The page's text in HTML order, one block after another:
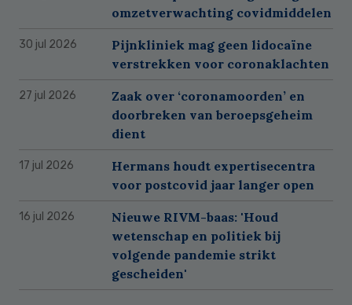
omzetverwachting covidmiddelen
30 jul 2026
Pijnkliniek mag geen lidocaïne
verstrekken voor coronaklachten
27 jul 2026
Zaak over ‘coronamoorden’ en
doorbreken van beroepsgeheim
dient
17 jul 2026
Hermans houdt expertisecentra
voor postcovid jaar langer open
16 jul 2026
Nieuwe RIVM-baas: 'Houd
wetenschap en politiek bij
volgende pandemie strikt
gescheiden'